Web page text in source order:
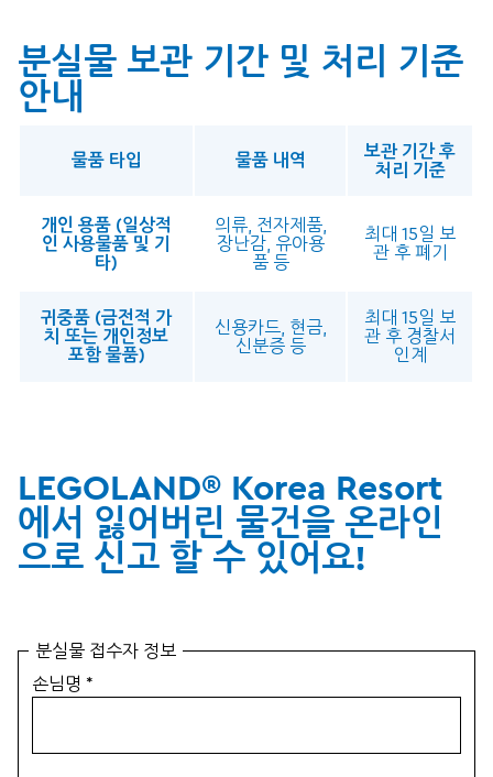
분실물 보관 기간 및 처리 기준
안내
물품 타입 물품 내역
보관 기간 후
처리 기준
개인 용품 (일상적
인 사용물품 및 기
타)
의류, 전자제품,
장난감, 유아용
품 등
최대 15일 보
관 후 폐기
귀중품 (금전적 가
치 또는 개인정보
포함 물품)
신용카드, 현금,
신분증 등
최대 15일 보
관 후 경찰서
인계
LEGOLAND® Korea Resort
에서 잃어버린 물건을 온라인
으로 신고 할 수 있어요!
분실물 접수자 정보
손님명 *